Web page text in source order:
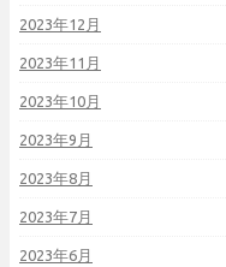
2023年12月
2023年11月
2023年10月
2023年9月
2023年8月
2023年7月
2023年6月